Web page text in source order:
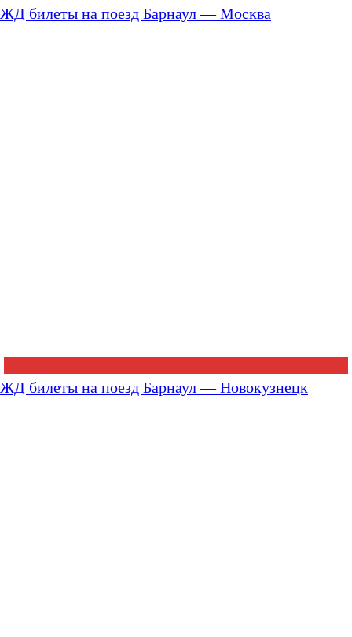
ЖД билеты на поезд Барнаул — Москва
ЖД билеты на поезд Барнаул — Новокузнецк